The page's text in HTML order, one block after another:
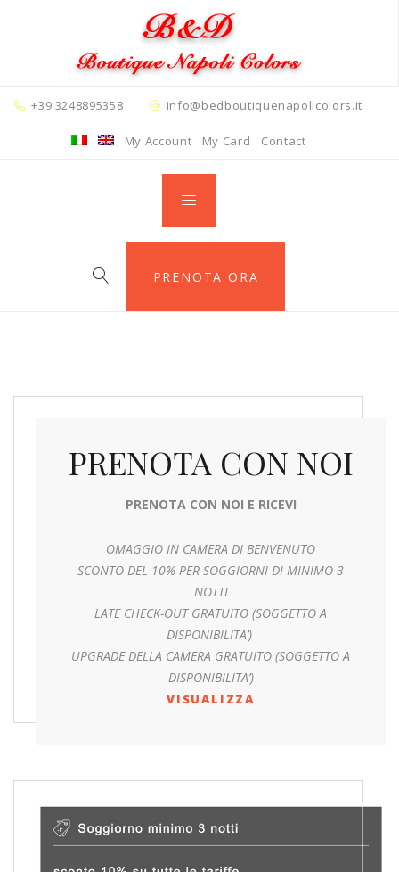
+39 3248895358 info@bedboutiquenapolicolors.it
My Account My Card Contact
PRENOTA ORA
PRENOTA CON NOI
PRENOTA CON NOI E RICEVI
OMAGGIO IN CAMERA DI BENVENUTO
SCONTO DEL 10% PER SOGGIORNI DI MINIMO 3
NOTTI
LATE CHECK-OUT GRATUITO (SOGGETTO A
DISPONIBILITA’)
UPGRADE DELLA CAMERA GRATUITO (SOGGETTO A
DISPONIBILITA’)
VISUALIZZA